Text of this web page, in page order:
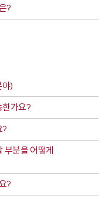
?
야)
한가요?
?
분을 어떻게
?